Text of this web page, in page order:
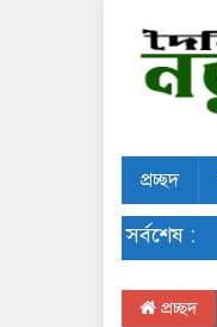
প্রচ্ছদ
সর্বশেষ :
প্রচ্ছদ